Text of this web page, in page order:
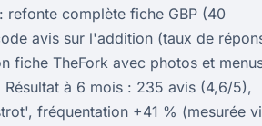
refonte complète fiche GBP (40
avis sur l'addition (taux de
fiche TheFork avec photos et
à 6 mois : 235 avis (4,6/5),
fréquentation +41 % (mesurée